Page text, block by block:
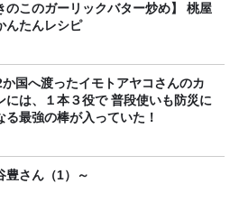
のこのガーリックバター炒め】 桃屋
んたんレシピ
国へ渡ったイモトアヤコさんのカ
には、１本３役で 普段使いも防災に
る最強の棒が入っていた！
豊さん（1）～